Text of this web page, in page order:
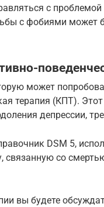
с
с фобиями может
может
терапия (КПТ).
депрессии,
DSM 5,
связанную со
вы будете